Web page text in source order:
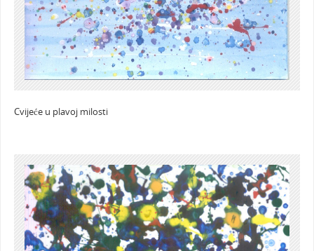
Cvijeće u plavoj milosti